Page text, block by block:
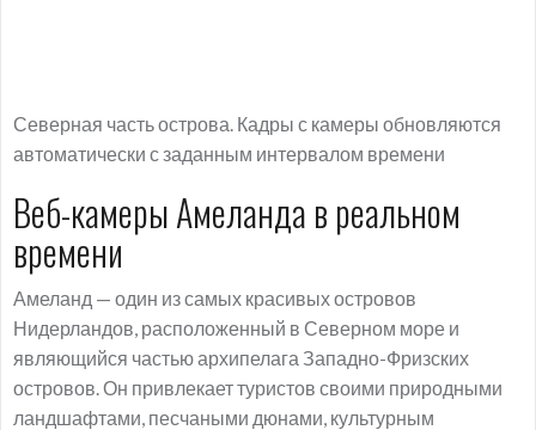
Северная часть острова. Кадры с камеры обновляются
автоматически с заданным интервалом времени
Веб-камеры Амеланда в реальном
времени
Амеланд — один из самых красивых островов
Нидерландов, расположенный в Северном море и
являющийся частью архипелага Западно-Фризских
островов. Он привлекает туристов своими природными
ландшафтами, песчаными дюнами, культурным